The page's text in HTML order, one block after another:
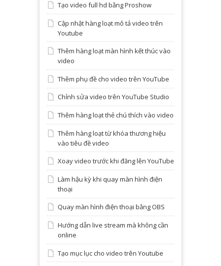
Tạo video full hd bằng Proshow
Cập nhật hàng loạt mô tả video trên
Youtube
Thêm hàng loạt màn hình kết thúc vào
video
Thêm phụ đề cho video trên YouTube
Chỉnh sửa video trên YouTube Studio
Thêm hàng loạt thẻ chú thích vào video
Thêm hàng loạt từ khóa thương hiệu
vào tiêu đề video
Xoay video trước khi đăng lên YouTube
Làm hậu kỳ khi quay màn hình điện
thoại
Quay màn hình điện thoại bằng OBS
Hướng dẫn live stream mà không cần
online
Tạo mục lục cho video trên Youtube